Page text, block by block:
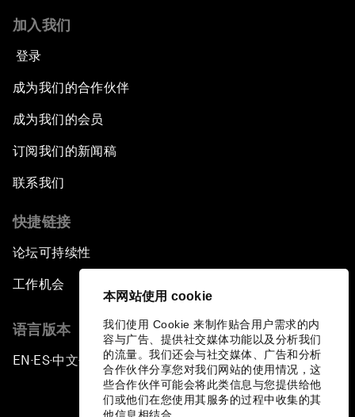
本网站使用 cookie
我们使用 Cookie 来制作贴合用户需求的内
容与广告、提供社交媒体功能以及分析我们
的流量。我们还会与社交媒体、广告和分析
合作伙伴分享您对我们网站的使用情况，这
些合作伙伴可能会将此类信息与您提供给他
们或他们在您使用其服务的过程中收集的其
加入我们
登录
成为我们的合作伙伴
成为我们的会员
订阅我们的新闻稿
联系我们
快捷链接
论坛可持续性
工作机会
语言版本
EN ▪ES▪中文▪ 日本語